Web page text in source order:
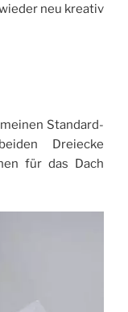
neu kreativ
Standard-
Dreiecke
für das Dach